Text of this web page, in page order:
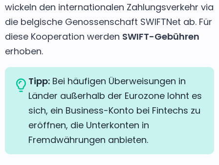
wickeln den internationalen Zahlungsverkehr via
die belgische Genossenschaft SWIFTNet ab. Für
diese Kooperation werden SWIFT-Gebühren
erhoben.
Tipp: Bei häufigen Überweisungen in
Länder außerhalb der Eurozone lohnt es
sich, ein Business-Konto bei Fintechs zu
eröffnen, die Unterkonten in
Fremdwährungen anbieten.